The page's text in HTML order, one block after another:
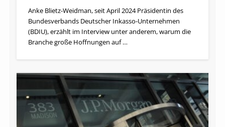
Anke Blietz-Weidman, seit April 2024 Präsidentin des
Bundesverbands Deutscher Inkasso-Unternehmen
(BDIU), erzählt im Interview unter anderem, warum die
Branche große Hoffnungen auf …